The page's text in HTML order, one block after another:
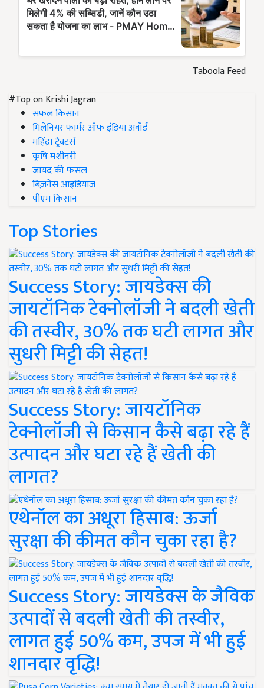
Taboola Feed
#Top on Krishi Jagran
सफल किसान
मिलेनियर फार्मर ऑफ इंडिया अवॉर्ड
महिंद्रा ट्रैक्टर्स
कृषि मशीनरी
जायद की फसल
बिज़नेस आइडियाज
पीएम किसान
Top Stories
Success Story: जायडेक्स की
जायटॉनिक टेक्नोलॉजी ने बदली खेती
की तस्वीर, 30% तक घटी लागत और
सुधरी मिट्टी की सेहत!
Success Story: जायटॉनिक
टेक्नोलॉजी से किसान कैसे बढ़ा रहे हैं
उत्पादन और घटा रहे हैं खेती की
लागत?
एथेनॉल का अधूरा हिसाब: ऊर्जा
सुरक्षा की कीमत कौन चुका रहा है?
Success Story: जायडेक्स के जैविक
उत्पादों से बदली खेती की तस्वीर,
लागत हुई 50% कम, उपज में भी हुई
शानदार वृद्धि!